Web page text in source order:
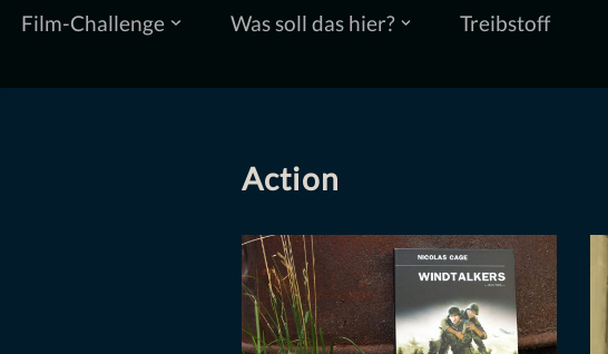
Film-Challenge
Was soll das hier? Treibstoff
Action